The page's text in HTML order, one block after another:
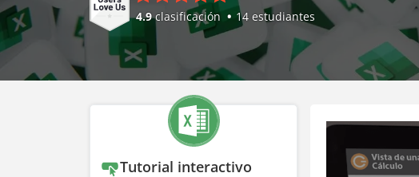
4.9clasificación 14 estudiantes
Tutorial interactivo